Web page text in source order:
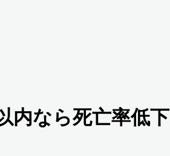
内なら死亡率低下